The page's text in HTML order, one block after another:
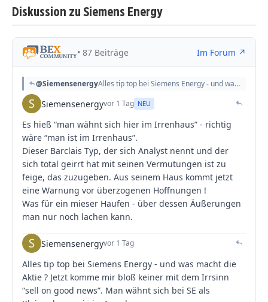
Diskussion zu Siemens Energy